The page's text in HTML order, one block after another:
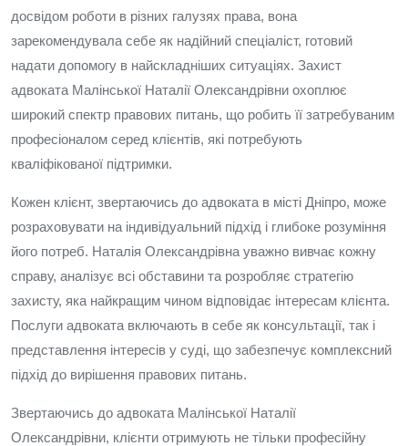
досвідом роботи в різних галузях права, вона
зарекомендувала себе як надійний спеціаліст, готовий
надати допомогу в найскладніших ситуаціях. Захист
адвоката Малінської Наталії Олександрівни охоплює
широкий спектр правових питань, що робить її затребуваним
професіоналом серед клієнтів, які потребують
кваліфікованої підтримки.
Кожен клієнт, звертаючись до адвоката в місті Дніпро, може
розраховувати на індивідуальний підхід і глибоке розуміння
його потреб. Наталія Олександрівна уважно вивчає кожну
справу, аналізує всі обставини та розробляє стратегію
захисту, яка найкращим чином відповідає інтересам клієнта.
Послуги адвоката включають в себе як консультації, так і
представлення інтересів у суді, що забезпечує комплексний
підхід до вирішення правових питань.
Звертаючись до адвоката Малінської Наталії
Олександрівни, клієнти отримують не тільки професійну